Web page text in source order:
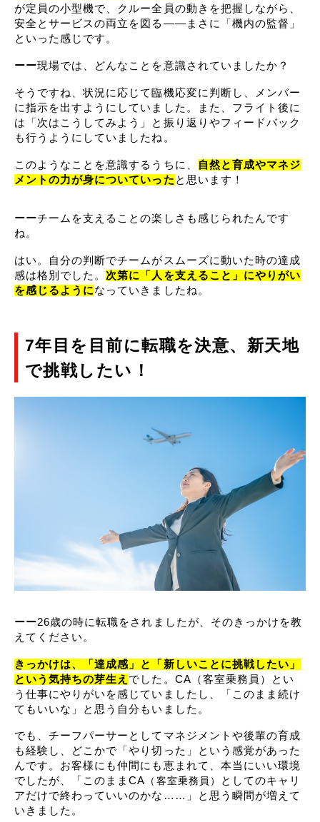
が定員の小型機で、クルー全員の動きを把握しながら、
安全とサービスの両立を図る――まさに「機内の監督」
といった感じです。
ーー現場では、どんなことを意識されていましたか？
そうですね、状況に応じて臨機応変に判断し、メンバー
に指示を出すようにしていました。また、フライト後に
は「次はこうしてみよう」と振り返りやフィードバック
も行うようにしていましたね。
このようなことを意識するうちに、
自然と育成やマネジ
メントの力が身についていった と思います！
ーーチームを支えることの楽しさも感じられたんです
ね。
はい。自分の判断でチームがスムーズに動いた時の達成
感は格別でした。次第に「人を支えること」にやりがい
を感じるようになっていきましたね。
7年目を目前に転職を決意、新天地
で挑戦したい！
ーー26歳の時に転職をされましたが、そのきっかけを教
えてください。
きっかけは、「達成感」と「新しいことに挑戦したい」
という気持ちの芽生え でした。CA（客室乗務員）とい
う仕事にやりがいを感じていましたし、「このまま続け
てもいいな」と思う自分もいました。
でも、チーフパーサーとしてマネジメントや後輩の育成
も経験し、どこかで「やり切った」という感覚があった
んです。お客様にも仲間にも恵まれて、本当にいい環境
でしたが、「このままCA （客室乗務員）
としてのキャリ
アだけで終わっていいのかな……」と思う瞬間が増えて
いきました。